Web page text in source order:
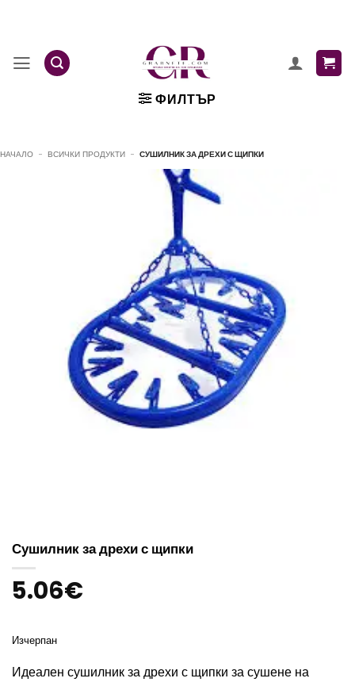
content
ФИЛТЪР
НАЧАЛО - ВСИЧКИ ПРОДУКТИ - СУШИЛНИК ЗА ДРЕХИ С ЩИПКИ
Сушилник за дрехи с щипки
5.06€
Изчерпан
Идеален сушилник за дрехи с щипки за сушене на